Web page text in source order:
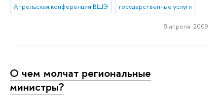
Апрельская конференция ВШЭ
государственные услуги
8 апреля 2009
О чем молчат региональные
министры?